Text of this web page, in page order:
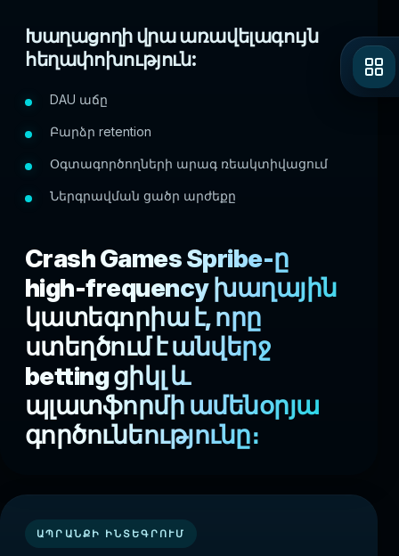
Խաղացողի վրա առավելագույն
հեղափոխություն:
DAU աճը
Բարձր retention
Օգտագործողների արագ ռեակտիվացում
Ներգրավման ցածր արժեքը
Crash Games Spribe-ը
high-frequency խաղային
կատեգորիա է, որը
ստեղծում է անվերջ
betting ցիկլ և
պլատֆորմի ամենօրյա
գործունեությունը։
ԱՊՐԱՆՔԻ ԻՆՏԵԳՐՈՒՄ